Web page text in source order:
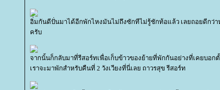
อิ่มกันดีปั่นมาได้อีกพักไหงมันไม่ถึงซักทีไม่รู้ชักท้อแล้ว เลยถอยดีกว่า
ครับ
จากนั้นก็กลับมาที่รีสอร์ทเพื่อเก็บข้าวของย้ายที่พักกันอย่างที่เคยบอ
เราจะมาพักสำหรับคืนที่ 2 วังเวียงที่นี่เลย ถาวรสุข รีสอร์ท